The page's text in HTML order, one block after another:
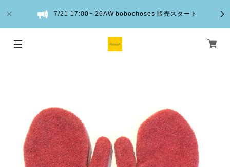
7/21 17:00~ 26AW bobochoses 販売スタート